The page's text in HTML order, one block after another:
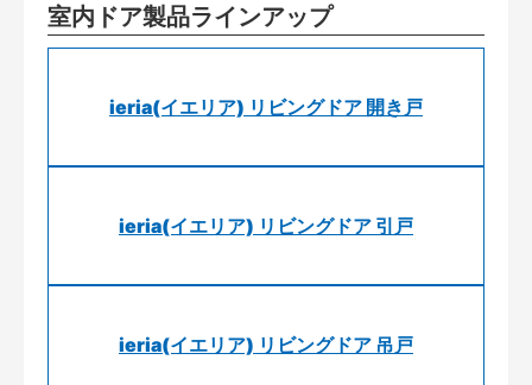
室内ドア製品ラインアップ
ieria(イエリア) リビングドア 開き戸
ieria(イエリア) リビングドア 引戸
ieria(イエリア) リビングドア 吊戸